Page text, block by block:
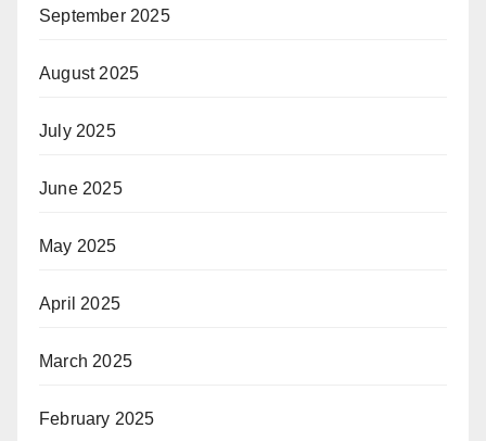
September 2025
August 2025
July 2025
June 2025
May 2025
April 2025
March 2025
February 2025